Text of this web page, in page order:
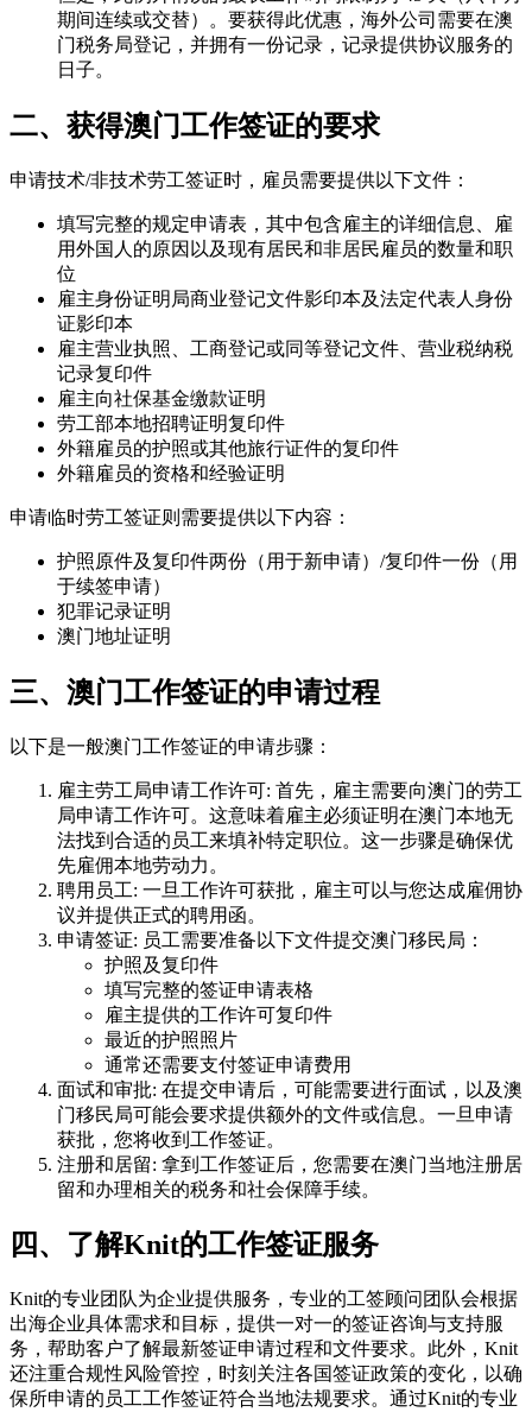
期间连续或交替）。要获得此优惠，海外公司需要在澳
门税务局登记，并拥有一份记录，记录提供协议服务的
日子。
二、获得澳门工作签证的要求
申请技术/非技术劳工签证时，雇员需要提供以下文件：
填写完整的规定申请表，其中包含雇主的详细信息、雇
用外国人的原因以及现有居民和非居民雇员的数量和职
位
雇主身份证明局商业登记文件影印本及法定代表人身份
证影印本
雇主营业执照、工商登记或同等登记文件、营业税纳税
记录复印件
雇主向社保基金缴款证明
劳工部本地招聘证明复印件
外籍雇员的护照或其他旅行证件的复印件
外籍雇员的资格和经验证明
申请临时劳工签证则需要提供以下内容：
护照原件及复印件两份（用于新申请）/复印件一份（用
于续签申请）
犯罪记录证明
澳门地址证明
三、澳门工作签证的申请过程
以下是一般澳门工作签证的申请步骤：
雇主劳工局申请工作许可: 首先，雇主需要向澳门的劳工
局申请工作许可。这意味着雇主必须证明在澳门本地无
法找到合适的员工来填补特定职位。这一步骤是确保优
先雇佣本地劳动力。
聘用员工: 一旦工作许可获批，雇主可以与您达成雇佣协
议并提供正式的聘用函。
申请签证: 员工需要准备以下文件提交澳门移民局：
护照及复印件
填写完整的签证申请表格
雇主提供的工作许可复印件
最近的护照照片
通常还需要支付签证申请费用
面试和审批: 在提交申请后，可能需要进行面试，以及澳
门移民局可能会要求提供额外的文件或信息。一旦申请
获批，您将收到工作签证。
注册和居留: 拿到工作签证后，您需要在澳门当地注册居
留和办理相关的税务和社会保障手续。
四、了解Knit的工作签证服务
Knit的专业团队为企业提供服务，专业的工签顾问团队会根据
出海企业具体需求和目标，提供一对一的签证咨询与支持服
务，帮助客户了解最新签证申请过程和文件要求。此外，Knit
还注重合规性风险管控，时刻关注各国签证政策的变化，以确
保所申请的员工工作签证符合当地法规要求。通过Knit的专业